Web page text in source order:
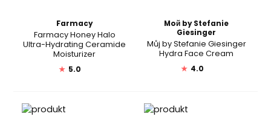
Farmacy
Farmacy Honey Halo
Ultra-Hydrating Ceramide
Moisturizer
★ 5.0
Moй by Stefanie
Giesinger
Můj by Stefanie Giesinger
Hydra Face Cream
★ 4.0